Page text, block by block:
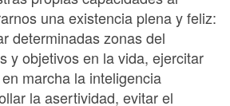
una existencia plena y feliz:
determinadas zonas del
y objetivos en la vida, ejercitar
marcha la inteligencia
la asertividad, evitar el